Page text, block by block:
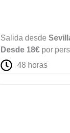
Salida desde
Desde 18€ por
48 horas